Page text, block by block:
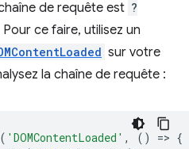
de requête est ?
Pour ce faire, utilisez un
sur votre
la chaîne de requête :
( 'DOMContentLoaded' , () => {